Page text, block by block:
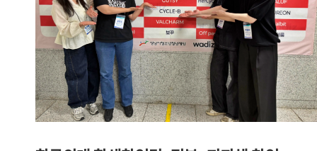
창업에 도전하고 진로를 개척하는 데 GTEP의 역할이 꽤 컸다고
생각합니다. - 앞으로의 계획을 들려주세요. 현재 HUFS Start-
up platform에 입주해 교내 창업지원단의 도움을 받아 창업한
상태입니다. 얼마 전에는 교육부에서 주관하는 학생
창업유망팀 300+ 에 선정돼, 창업을 한 단계씩 발전시켜 나가고
있습니다. 이를 계속 발전시켜 국내 거주 무슬림을 위한 앱은
물론 최종적으로는 국내기업이 할랄 시장에 쉽게 진출하도록
교두보 역할을 해내고 싶습니다. GTEP을 통해 배운 것을
개인전에서도 우수한 성과가 이어졌다. 김지성(영미문학 문화
22) 학생이 여자 플뢰레 개인전 준우승을 차지했으며, 이기령
(중국외교통상 22) 학생은 남자 플뢰레 개인전 3위, 이유종
(정치외교 24) 학생은 남자 에페 개인전 3위에 올랐다. 이나래
(LD 24) 학생도 여자 플뢰레 개인전 5위를 기록하며 좋은
성적을 거두었다.이번 대회를 통해 우리 대학 펜싱부는